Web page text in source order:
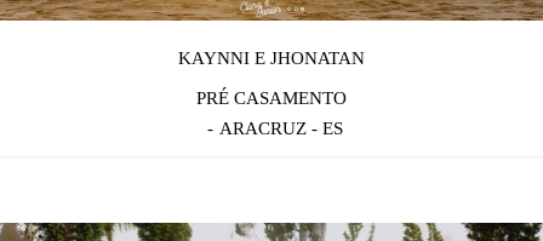
KAYNNI E JHONATAN
PRÉ CASAMENTO
ARACRUZ - ES